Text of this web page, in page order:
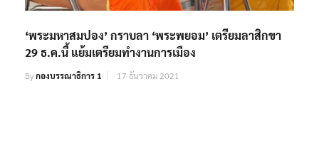
‘พระมหาสมปอง’ กราบลา ‘พระพยอม’ เตรียมลาสิกขา
29 ธ.ค.นี้ แย้มเตรียมทำงานการเมือง
Byกองบรรณาธิการ 1 17 ธันวาคม 2021